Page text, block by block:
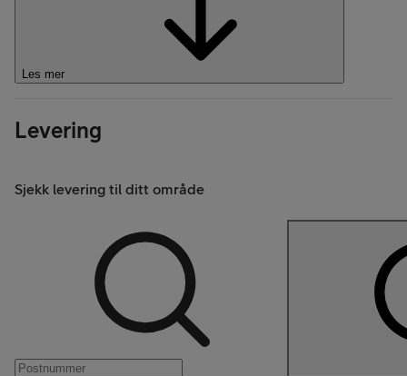
Les mer
Levering
Sjekk levering til ditt område